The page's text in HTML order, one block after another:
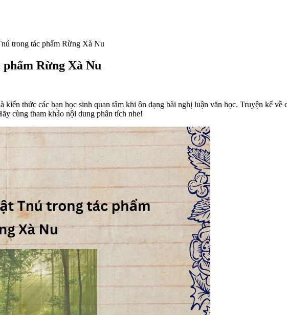
trong tác phẩm Rừng Xà Nu
Rừng Xà Nu
kiến thức các bạn học sinh quan tâm khi ôn dạng bài nghị luận văn học. Truyện kể
cùng tham khảo nội dung phân tích nhe!